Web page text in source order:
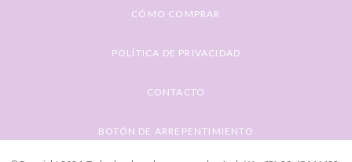
CÓMO COMPRAR
POLÍTICA DE PRIVACIDAD
CONTACTO
BOTÓN DE ARREPENTIMIENTO